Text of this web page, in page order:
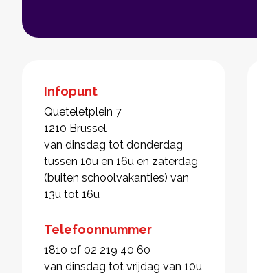
Infopunt
Queteletplein 7
1210 Brussel
van dinsdag tot donderdag
tussen 10u en 16u en zaterdag
(buiten schoolvakanties) van
13u tot 16u
Telefoonnummer
1810 of 02 219 40 60
van dinsdag tot vrijdag van 10u